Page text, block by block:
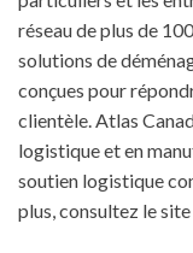
réseau de plus de
solutions de
conçues pour
clientèle. Atlas
logistique et en
soutien logistique
plus, consultez le